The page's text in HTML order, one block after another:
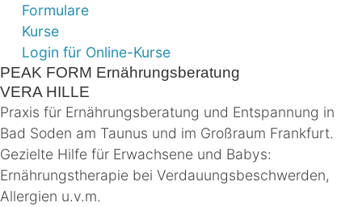
Formulare
Kurse
Login für Online-Kurse
PEAK FORM Ernährungsberatung
VERA HILLE
Praxis für Ernährungsberatung und Entspannung in
Bad Soden am Taunus und im Großraum Frankfurt.
Gezielte Hilfe für Erwachsene und Babys:
Ernährungstherapie bei Verdauungsbeschwerden,
Allergien u.v.m.